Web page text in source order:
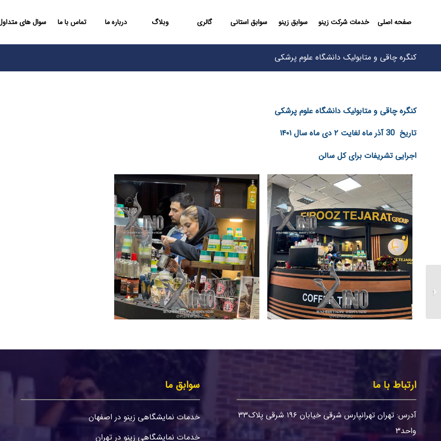
صفحه اصلی خدمات شرکت زینو سوابق زینو سوابق استانی گالری وبلاگ درباره ما تماس با ما سوال های
کنگره چاقی و متابولیک دانشگاه علوم پرشکی
کنگره چاقی و متابولیک دانشگاه علوم پرشکی
تاریخ 30 آذر ماه لغایت ۲ دی ماه سال ۱۴۰۱
اجرایی تشریفات برای کل سالن
ارتباط با ما
آدرس: تهران تهرانپارس شرقی خیابان ۱۹۶ شرقی پلاک۳۳
واحد۳
سوابق ما
خدمات نمایشگاهی زینو در اصفهان
خدمات نمایشگاهی زینو در تهران
نمایشگاه حمل و نقل تبریز